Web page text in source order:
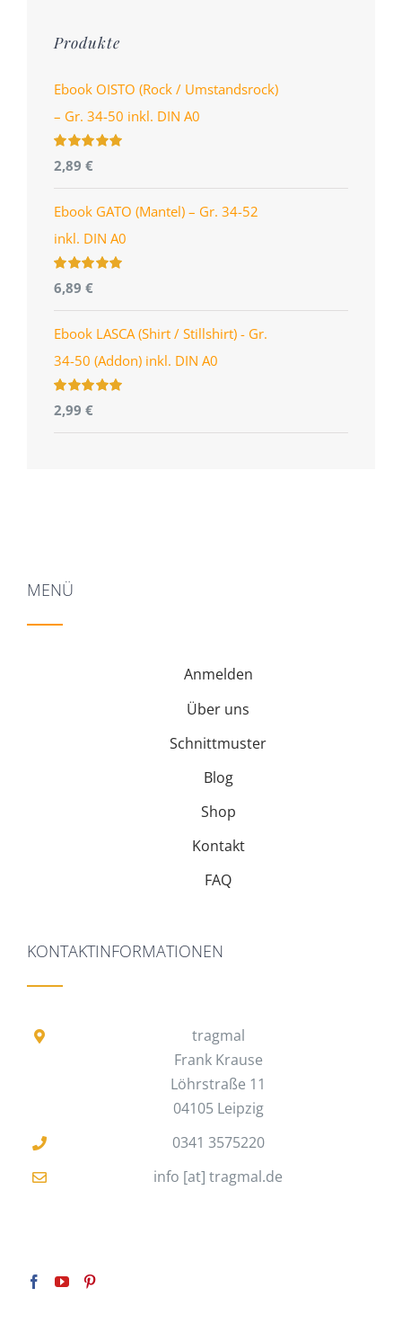
Produkte
Ebook OISTO (Rock / Umstandsrock)
– Gr. 34-50 inkl. DIN A0
Bewertet
mit4.96
5
2,89 €
Ebook GATO (Mantel) – Gr. 34-52
inkl. DIN A0
Bewertet
mit5.00
5
6,89 €
Ebook LASCA (Shirt / Stillshirt) - Gr.
34-50 (Addon) inkl. DIN A0
Bewertet
mit 5.00
5
2,99 €
MENÜ
Anmelden
Über uns
Schnittmuster
Blog
Shop
Kontakt
FAQ
KONTAKTINFORMATIONEN
tragmal
Frank Krause
Löhrstraße 11
04105 Leipzig
0341 3575220
info [at] tragmal.de